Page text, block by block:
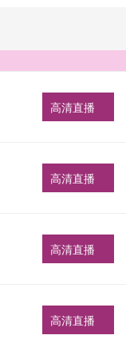
高清直播
高清直播
高清直播
高清直播